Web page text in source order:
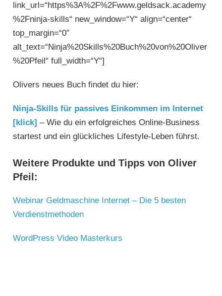
link_url=“https%3A%2F%2Fwww.geldsack.academy
%2Fninja-skills“ new_window=“Y“ align=“center“
top_margin=“0″
alt_text=“Ninja%20Skills%20Buch%20von%20Oliver
%20Pfeil“ full_width=“Y“]
Olivers neues Buch findet du hier:
Ninja-Skills für passives Einkommen im Internet
[klick] – Wie du ein erfolgreiches Online-Business
startest und ein glückliches Lifestyle-Leben führst.
Weitere Produkte und Tipps von Oliver
Pfeil:
Webinar Geldmaschine Internet – Die 5 besten
Verdienstmethoden
WordPress Video Masterkurs